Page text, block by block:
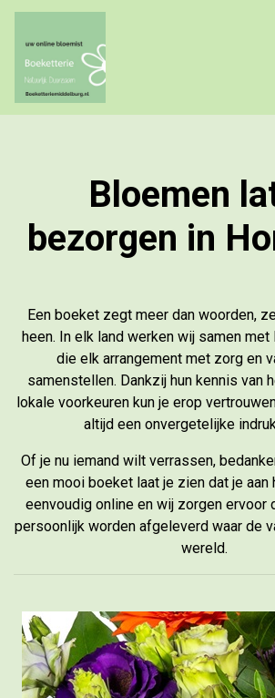
Bloemen
bezorgen in
Een boeket zegt meer dan woorden,
heen. In elk land werken wij samen
die elk arrangement met zorg en
samenstellen. Dankzij hun kennis van
lokale voorkeuren kun je erop
altijd een onvergetelijke
Of je nu iemand wilt verrassen,
een mooi boeket laat je zien dat je aan
eenvoudig online en wij zorgen ervoor
persoonlijk worden afgeleverd waar de
wereld.